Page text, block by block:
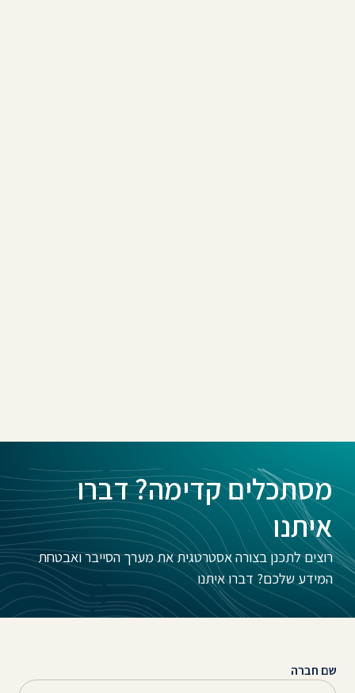
מסתכלים קדימה? דברו
איתנו
רוצים לתכנן בצורה אסטרטגית את מערך הסייבר ואבטחת
המידע שלכם? דברו איתנו
שם חברה